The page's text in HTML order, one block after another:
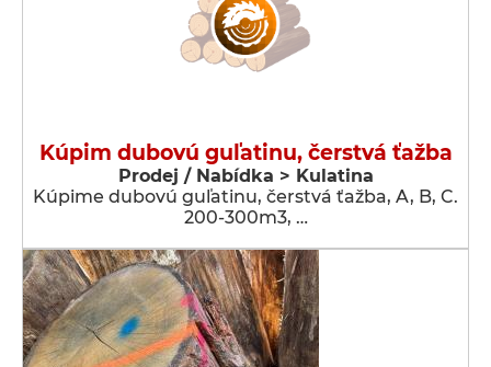
Kúpim dubovú guľatinu, čerstvá ťažba
Prodej / Nabídka > Kulatina
Kúpime dubovú guľatinu, čerstvá ťažba, A, B, C.
200-300m3, …